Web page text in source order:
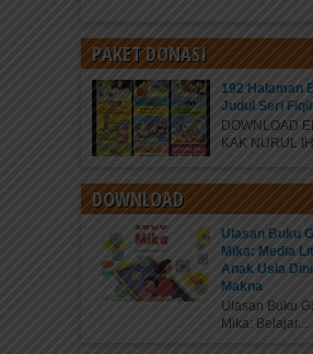
PAKET DONASI
192 Halaman
Judul Seri
DOWNLOAD
KAK NURUL
DOWNLOAD
Ulasan Buku
Mika: Media
Anak Usia
Makna
Ulasan Buku
Mika: Belajar...